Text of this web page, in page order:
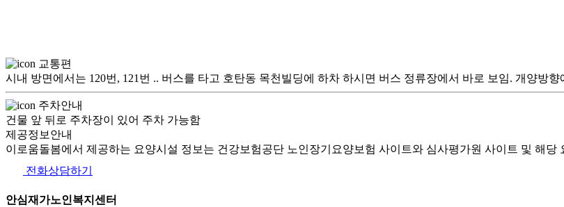
교통편
시내 방면에서는 120번, 121번 .. 버스를 타고 호탄동 목천빌딩에 하차 하시면 버스 정류장에서 바로 보임. 개양방
주차안내
건물 앞 뒤로 주차장이 있어 주차 가능함
제공정보안내
이로움돌봄에서 제공하는 요양시설 정보는 건강보험공단 노인장기요양보험 사이트와 심사평가원 사이트 및 해
전화상담하기
안심재가노인복지센터